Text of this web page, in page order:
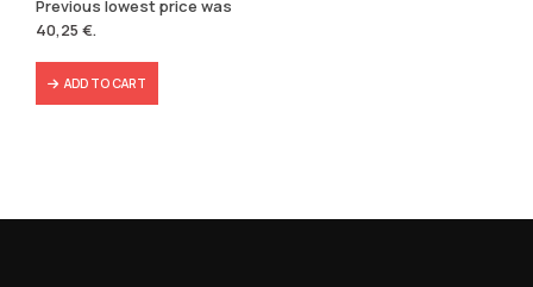
was:
57,49 €.
is:
Previous lowest price was
40,25 €.
ADD TO CART